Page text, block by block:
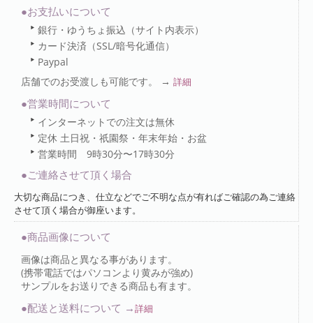
●お支払いについて
銀行・ゆうちょ振込（サイト内表示）
カード決済（SSL/暗号化通信）
Paypal
店舗でのお受渡しも可能です。 → 詳細
●営業時間について
インターネットでの注文は無休
定休 土日祝・祇園祭・年末年始・お盆
営業時間 9時30分〜17時30分
●ご連絡させて頂く場合
大切な商品につき、仕立などでご不明な点が有ればご確認の為ご連絡
させて頂く場合が御座います。
●商品画像について
画像は商品と異なる事があります。
(携帯電話ではパソコンより黄みが強め)
サンプルをお送りできる商品も有ます。
●配送と送料について →詳細